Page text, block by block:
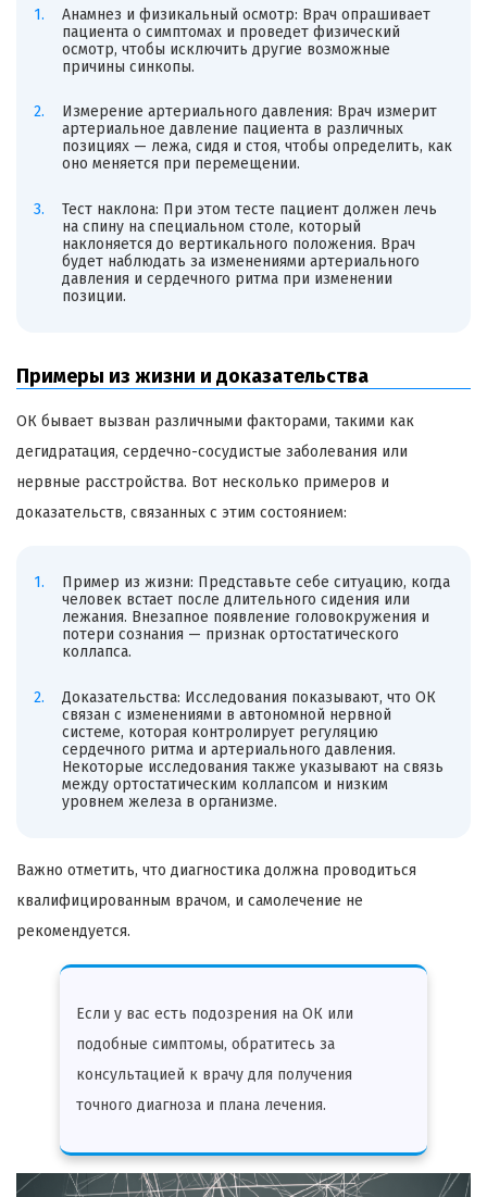
Анамнез и физикальный осмотр: Врач опрашивает
пациента о симптомах и проведет физический
осмотр, чтобы исключить другие возможные
причины синкопы.
Измерение артериального давления: Врач измерит
артериальное давление пациента в различных
позициях — лежа, сидя и стоя, чтобы определить, как
оно меняется при перемещении.
Тест наклона: При этом тесте пациент должен лечь
на спину на специальном столе, который
наклоняется до вертикального положения. Врач
будет наблюдать за изменениями артериального
давления и сердечного ритма при изменении
позиции.
Примеры из жизни и доказательства
ОК бывает вызван различными факторами, такими как
дегидратация, сердечно-сосудистые заболевания или
нервные расстройства. Вот несколько примеров и
доказательств, связанных с этим состоянием:
Пример из жизни: Представьте себе ситуацию, когда
человек встает после длительного сидения или
лежания. Внезапное появление головокружения и
потери сознания — признак ортостатического
коллапса.
Доказательства: Исследования показывают, что ОК
связан с изменениями в автономной нервной
системе, которая контролирует регуляцию
сердечного ритма и артериального давления.
Некоторые исследования также указывают на связь
между ортостатическим коллапсом и низким
уровнем железа в организме.
Важно отметить, что диагностика должна проводиться
квалифицированным врачом, и самолечение не
рекомендуется.
Если у вас есть подозрения на ОК или
подобные симптомы, обратитесь за
консультацией к врачу для получения
точного диагноза и плана лечения.